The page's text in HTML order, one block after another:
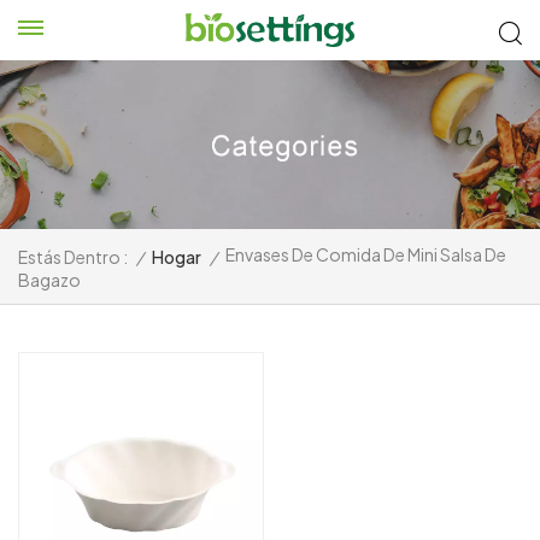
Estás Dentro : / Hogar / Envases De Comida De Mini Salsa De
Bagazo